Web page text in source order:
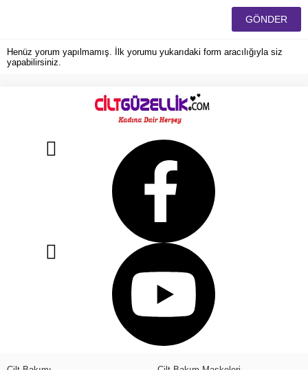
Henüz yorum yapılmamış. İlk yorumu yukarıdaki form aracılığıyla siz
yapabilirsiniz.